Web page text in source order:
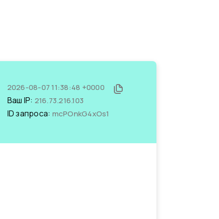
2026-08-07 11:38:48 +0000
Ваш IP: 216.73.216.103
ID запроса: mcPOnkG4xOs1